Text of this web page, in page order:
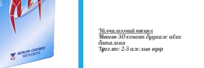
Үйлчилгээний нөхцөл
Мөнгөө 30-хоногт буцааж авах
баталгаа
Хүргэлт: 2-3 ажлын өдөр